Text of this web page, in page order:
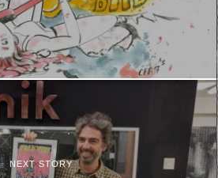
NEXT STORY